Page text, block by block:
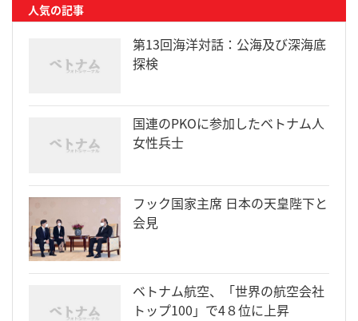
人気の記事
第13回海洋対話：公海及び深海底
探検
国連のPKOに参加したベトナム人
女性兵士
フック国家主席 日本の天皇陛下と
会見
ベトナム航空、「世界の航空会社
トップ100」で4８位に上昇